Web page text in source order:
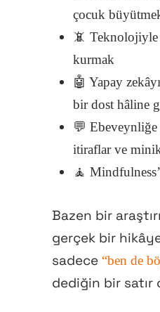
çocuk
📵 Teknolojiyle
kurmak
🤖 Yapay
bir dost hâline
💬
itiraflar ve
🧘
Bazen bir
gerçek bir
sadece “ben de
dediğin bir satır